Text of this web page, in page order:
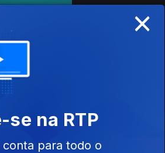
RTP Play
×
se na RTP
conta para todo o